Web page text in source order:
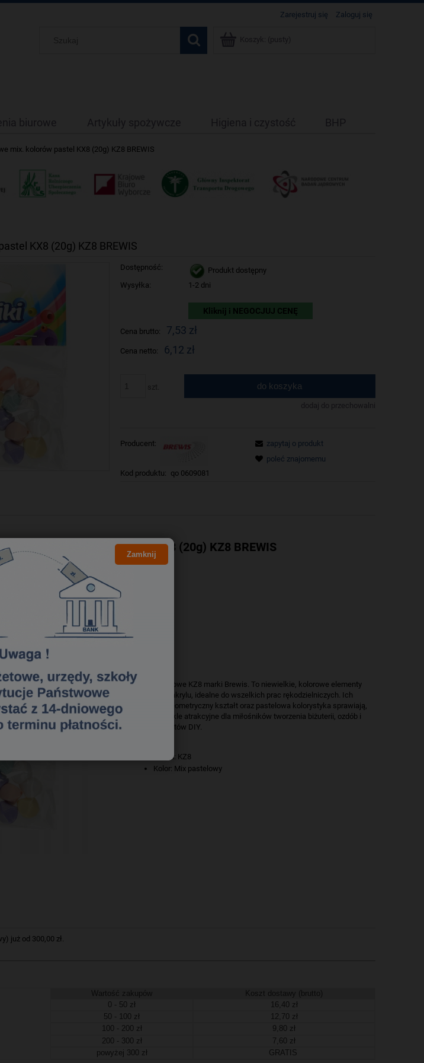
Zarejestruj się Zaloguj się
Koszyk: (pusty)
biurowe Artykuły spożywcze Higiena i czystość BHP
mix. kolorów pastel KX8 (20g) KZ8 BREWIS
KX8 (20g) KZ8 BREWIS
Dostępność:
Produkt dostępny
Wysyłka:
1-2 dni
Kliknij i NEGOCJUJ CENĘ
Cena brutto: 7,53 zł
Cena netto: 6,12 zł
do koszyka
dodaj do przechowalni
Producent:
Kod produktu: qo 0609081
zapytaj o produkt
poleć znajomemu
mix. kolorów pastel KX8 (20g) KZ8 BREWIS
Koraliki akrylowe KZ8 marki Brewis. To niewielkie, kolorowe elementy
wykonane z akrylu, idealne do wszelkich prac rękodzielniczych. Ich
nietypowy, geometryczny kształt oraz pastelowa kolorystyka sprawiają,
że są niezwykle atrakcyjne dla miłośników tworzenia biżuterii, ozdób i
innych projektów DIY.
Model: KZ8
Kolor: Mix pastelowy
już od 300,00 zł.
Wartość zakupów
Koszt dostawy (brutto)
0 - 50 zł
16,40 zł
50 - 100 zł
12,70 zł
100 - 200 zł
9,80 zł
200 - 300 zł
7,60 zł
powyżej 300 zł
GRATIS
Zamknij